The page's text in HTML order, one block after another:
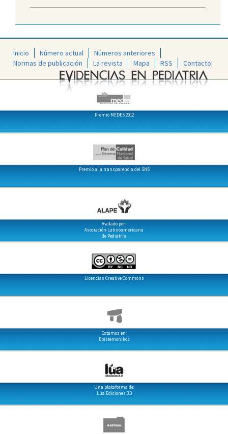
Inicio Número actual
Números anteriores
Normas de publicación
La revista Mapa RSS Contacto
Premio MEDES 2012
Premio a la transparencia del SNS
Avalado por:
Asociación Latinoamericana
de Pediatría
Licencias Creative Commons
Estamos en:
Epistemonikos
Una plataforma de:
Lúa Ediciones 3.0